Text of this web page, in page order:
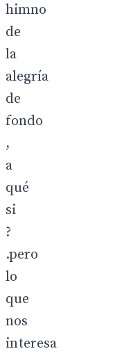
himno
de
la
alegría
de
fondo
,
a
qué
si
?
.pero
lo
que
nos
interesa